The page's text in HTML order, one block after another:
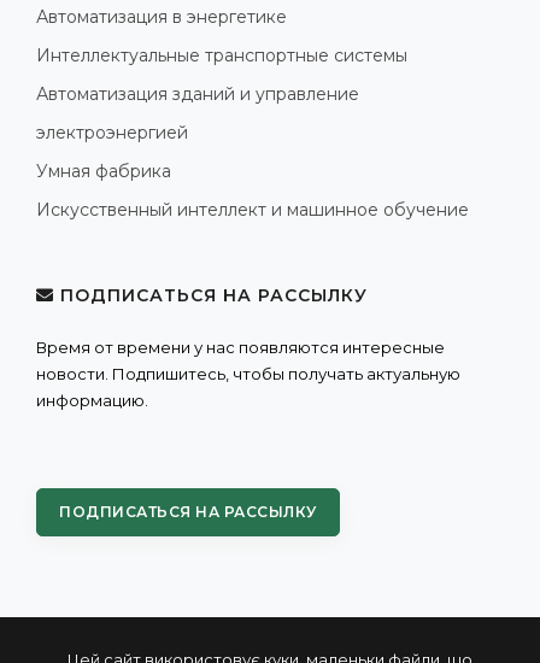
Автоматизация в энергетике
Интеллектуальные транспортные системы
Автоматизация зданий и управление
электроэнергией
Умная фабрика
Искусственный интеллект и машинное обучение
ПОДПИСАТЬСЯ НА РАССЫЛКУ
Время от времени у нас появляются интересные
новости. Подпишитесь, чтобы получать актуальную
информацию.
ПОДПИСАТЬСЯ НА РАССЫЛКУ